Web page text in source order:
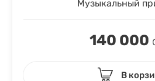
Музыкальный
140 000
В